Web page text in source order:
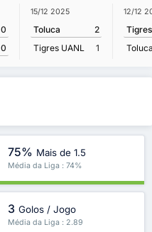
0
0
15/12 2025
Toluca
2
Tigres UANL
1
12/12
75% Mais de 1.5
Média da Liga : 74%
3 Golos / Jogo
Média da Liga : 2.89